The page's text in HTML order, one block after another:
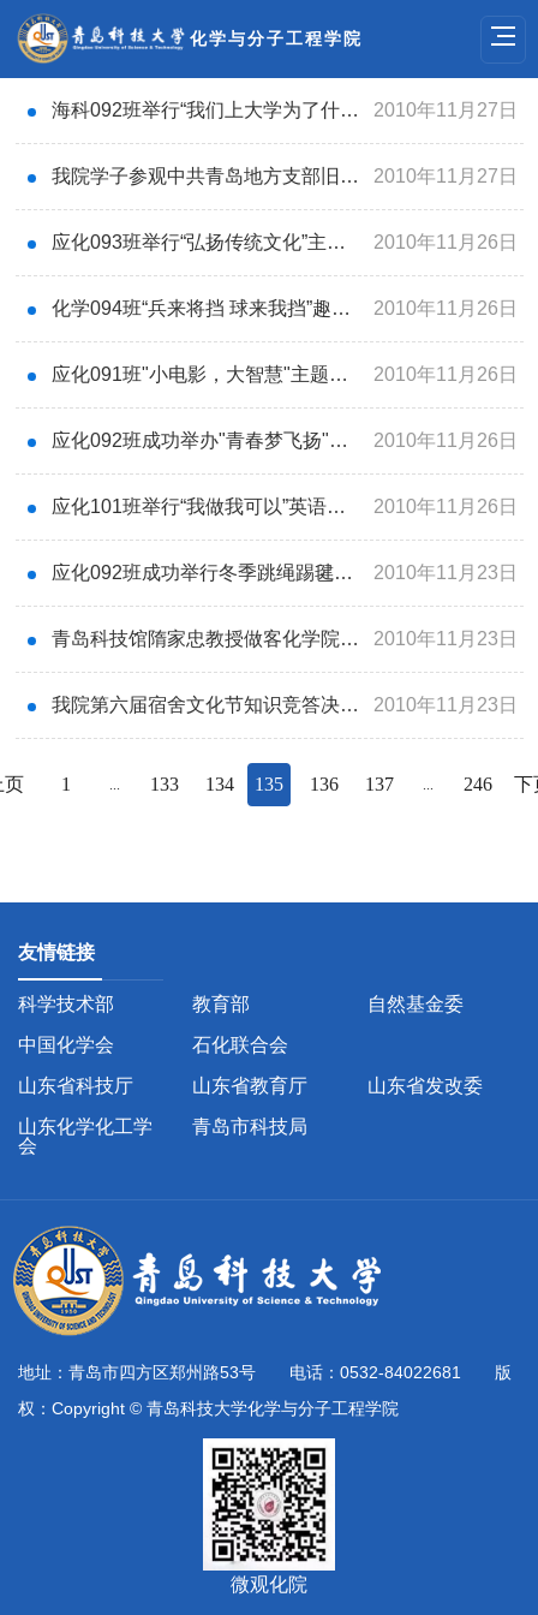
化学与分子工程学院
海科092班举行“我们上大学为了什么”主题班会 2010年11月27日
我院学子参观中共青岛地方支部旧址纪念馆 2010年11月27日
应化093班举行“弘扬传统文化”主题团日活动 2010年11月26日
化学094班“兵来将挡 球来我挡”趣味乒乓球赛圆满结束 2010年11月26日
应化091班"小电影，大智慧"主题团日活动成功举办 2010年11月26日
应化092班成功举办"青春梦飞扬"主题团日晚会 2010年11月26日
应化101班举行“我做我可以”英语主题班会 2010年11月26日
应化092班成功举行冬季跳绳踢毽子比赛 2010年11月23日
青岛科技馆隋家忠教授做客化学院超越梦想论坛 2010年11月23日
我院第六届宿舍文化节知识竞答决赛圆满结束 2010年11月23日
页 1 ... 133 134 135 136 137 ... 246 下
友情链接
科学技术部 教育部
自然基金委
中国化学会
石化联合会
山东省科技厅
山东省教育厅
山东省发改委
山东化学化工学
会
青岛市科技局
地址：青岛市四方区郑州路53号 电话：0532-84022681 版
权：Copyright © 青岛科技大学化学与分子工程学院
微观化院